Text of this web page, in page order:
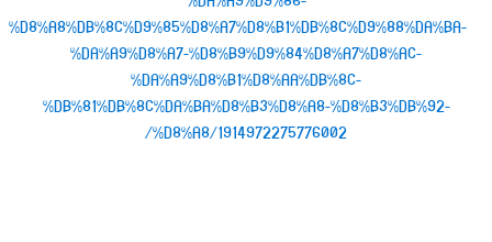
%D8%A8%DB%8C%D9%85%D8%A7%D8%B1%DB%8C%D9%88%DA%BA-
%DA%A9%D8%A7-%D8%B9%D9%84%D8%A7%D8%AC-
%DA%A9%D8%B1%D8%AA%DB%8C-
%DB%81%DB%8C%DA%BA%D8%B3%D8%A8-%D8%B3%DB%92-
%D8%A8/1914972275776002/